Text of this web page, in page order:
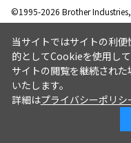
©1995-2026 Brother
当サイトではサイトの利
的としてCookieを使用して
サイトの閲覧を継続され
いたします。
詳細はプライバシーポリシ